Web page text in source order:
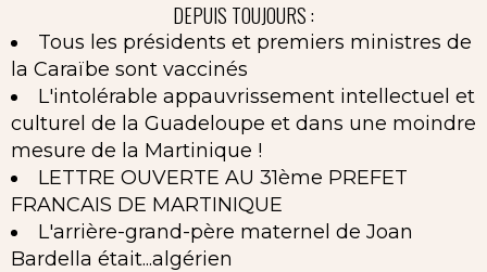
DEPUIS TOUJOURS :
Tous les présidents et premiers ministres de
la Caraïbe sont vaccinés
L'intolérable appauvrissement intellectuel et
culturel de la Guadeloupe et dans une moindre
mesure de la Martinique !
LETTRE OUVERTE AU 31ème PREFET
FRANCAIS DE MARTINIQUE
L'arrière-grand-père maternel de Joan
Bardella était...algérien